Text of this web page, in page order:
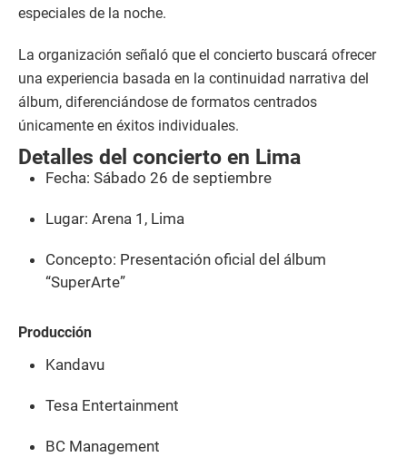
especiales de la noche.
La organización señaló que el concierto buscará ofrecer
una experiencia basada en la continuidad narrativa del
álbum, diferenciándose de formatos centrados
únicamente en éxitos individuales.
Detalles del concierto en Lima
Fecha: Sábado 26 de septiembre
Lugar: Arena 1, Lima
Concepto: Presentación oficial del álbum
“SuperArte”
Producción
Kandavu
Tesa Entertainment
BC Management